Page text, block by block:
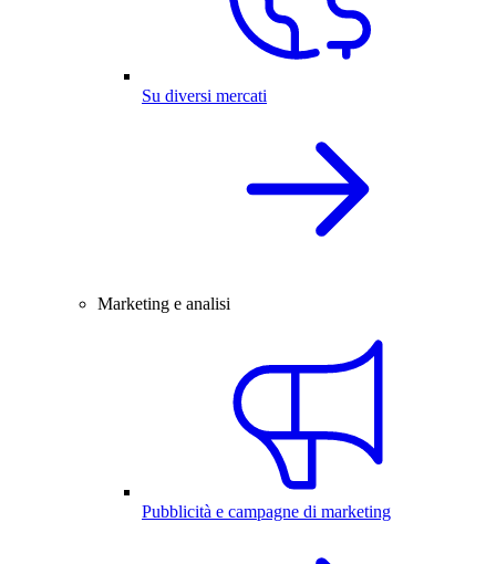
Su diversi mercati
Marketing e analisi
Pubblicità e campagne di marketing